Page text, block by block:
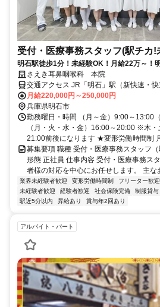
受付・医療事務スタッフ(駅チカ!
明石駅徒歩1分！未経験OK！月給22万～！
に寄り添う医療”を始めませんか？
さえき耳鼻咽喉科 本院
交通アクセス JR「明石」駅（新快速・
明石」駅より徒歩1分
月給220,000円～250,000円
兵庫県明石市
勤務曜日・時間 （月～金）9:00～13:00
（月・火・水・金）16:00～20:00 ※木
21:00前後になります ★変形労働時間制
募集要項 職種 受付・医療事務スタッフ
形態 正社員 仕事内容 受付・医療事務ス
者様の対応を中心にお任せします。 主な
業界未経験者歓迎 変形労働時間制 フリーター歓迎
未経験者歓迎
経験者歓迎 社会保険完備 制服貸与
駅近5分以内
昇給あり 賞与年2回あり
アルバイト・パート